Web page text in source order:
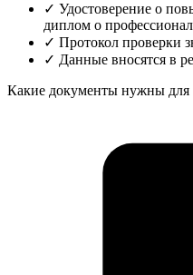
✓ Удостоверение о
диплом о
✓ Протокол проверки
✓ Данные вносятся в
Какие документы нужны для